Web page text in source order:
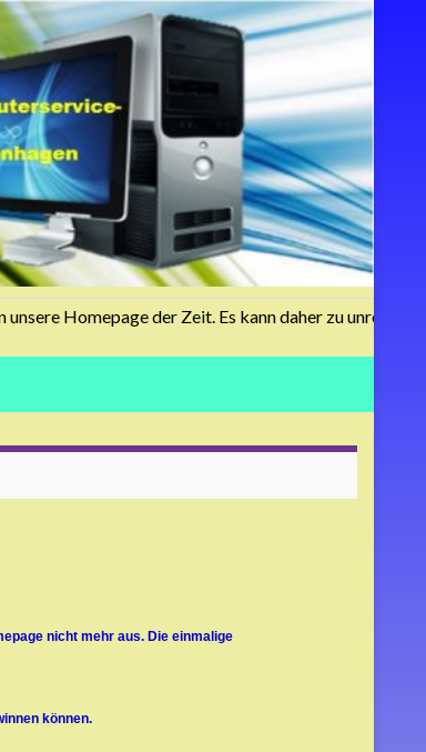
Homepage der Zeit. Es kann daher zu
nicht mehr aus. Die einmalige
können.